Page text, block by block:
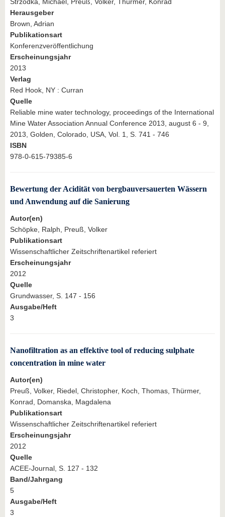
Herausgeber
Brown, Adrian
Publikationsart
Konferenzveröffentlichung
Erscheinungsjahr
2013
Verlag
Red Hook, NY : Curran
Quelle
Reliable mine water technology, proceedings of the International
Mine Water Association Annual Conference 2013, august 6 - 9,
2013, Golden, Colorado, USA, Vol. 1, S. 741 - 746
ISBN
978-0-615-79385-6
Bewertung der Acidität von bergbauversauerten Wässern
und Anwendung auf die Sanierung
Autor(en)
Schöpke, Ralph, Preuß, Volker
Publikationsart
Wissenschaftlicher Zeitschriftenartikel referiert
Erscheinungsjahr
2012
Quelle
Grundwasser, S. 147 - 156
Ausgabe/Heft
3
Nanofiltration as an effektive tool of reducing sulphate
concentration in mine water
Autor(en)
Preuß, Volker, Riedel, Christopher, Koch, Thomas, Thürmer,
Konrad, Domanska, Magdalena
Publikationsart
Wissenschaftlicher Zeitschriftenartikel referiert
Erscheinungsjahr
2012
Quelle
ACEE-Journal, S. 127 - 132
Band/Jahrgang
5
Ausgabe/Heft
3